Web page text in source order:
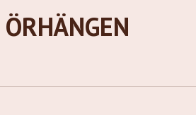
ÖRHÄNGEN